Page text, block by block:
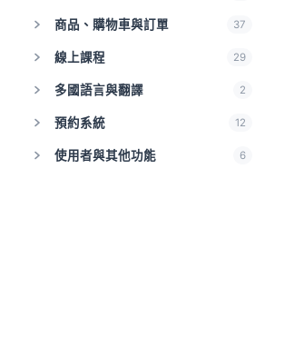
商品、購物車與訂單 37
線上課程 29
多國語言與翻譯 2
預約系統 12
使用者與其他功能 6